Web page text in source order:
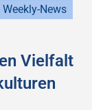
Weekly-News
Vielfalt